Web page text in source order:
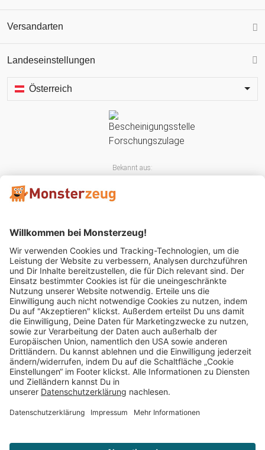
Versandarten
Landeseinstellungen
Österreich
Bekannt aus:
Mitglied im:
Impressum AGB Widerrufsbelehrung